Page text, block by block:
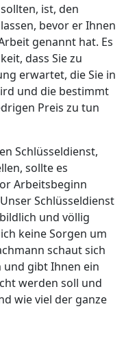
ist, den
bevor er Ihnen
genannt hat. Es
dass Sie zu
erwartet, die Sie in
und die bestimmt
Preis zu tun
Schlüsseldienst,
sollte es
Arbeitsbeginn
Schlüsseldienst
und völlig
keine Sorgen um
schaut sich
und gibt Ihnen ein
werden soll und
wie viel der ganze